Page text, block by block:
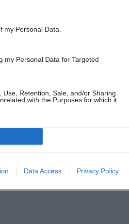
my Personal Data.
my Personal Data for Targeted
Retention, Sale, and/or Sharing
with the Purposes for which it
Data Access Privacy Policy
belangrijke data
komst van Ajax-icoon